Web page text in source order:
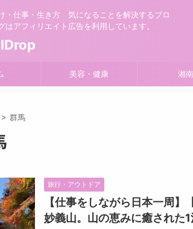
・仕事・生き方 気になることを解決するブロ
はアフィリエイト広告を利用しています。
美容・健康 湘南
> 群馬
旅行・アウトドア
【仕事をしながら日本一周
妙義山。山の恵みに癒された1